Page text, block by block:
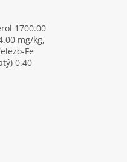
1700.00
mg/kg,
Fe
0.40